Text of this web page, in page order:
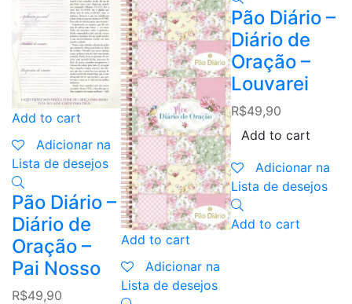
Add to cart
Adicionar na
Lista de desejos
Pão Diário –
Diário de
Oração –
Pai Nosso
R$49,90
Add to cart
Adicionar na
Lista de desejos
Pão Diário –
Diário de
Oração –
Louvarei
R$49,90
Add to cart
Adicionar na
Lista de desejos
Add to cart